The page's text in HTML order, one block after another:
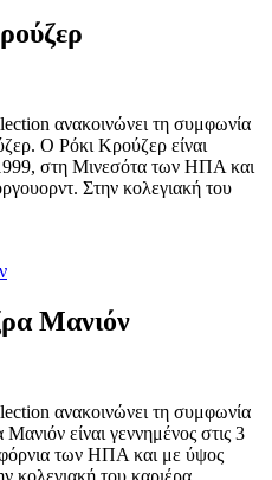
ανακοινώνει τη συμφωνία
Ο Ρόκι Κρούζερ είναι
στη Μινεσότα των ΗΠΑ και
Στην κολεγιακή του
Μανιόν
ανακοινώνει τη συμφωνία
είναι γεννημένος στις 3
των ΗΠΑ και με ύψος
κολεγιακή του καριέρα